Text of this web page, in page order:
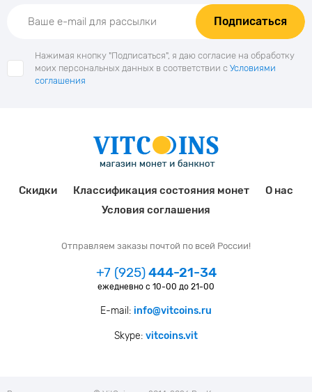
Подписаться
Нажимая кнопку "Подписаться", я даю согласие на обработку
моих персональных данных в соответствии с Условиями
соглашения
Скидки Классификация состояния монет
О нас
Условия соглашения
Отправляем заказы почтой по всей России!
+7 (925)444-21-34
ежедневно с 10-00 до 21-00
E-mail: info@vitcoins.ru
Skype: vitcoins.vit